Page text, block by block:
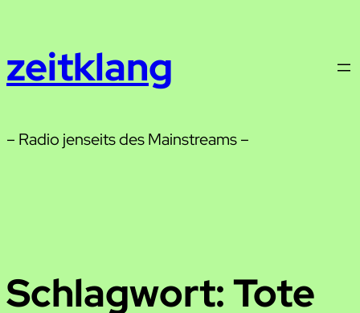
springen
zeitklang
– Radio jenseits des Mainstreams –
Schlagwort:Tote